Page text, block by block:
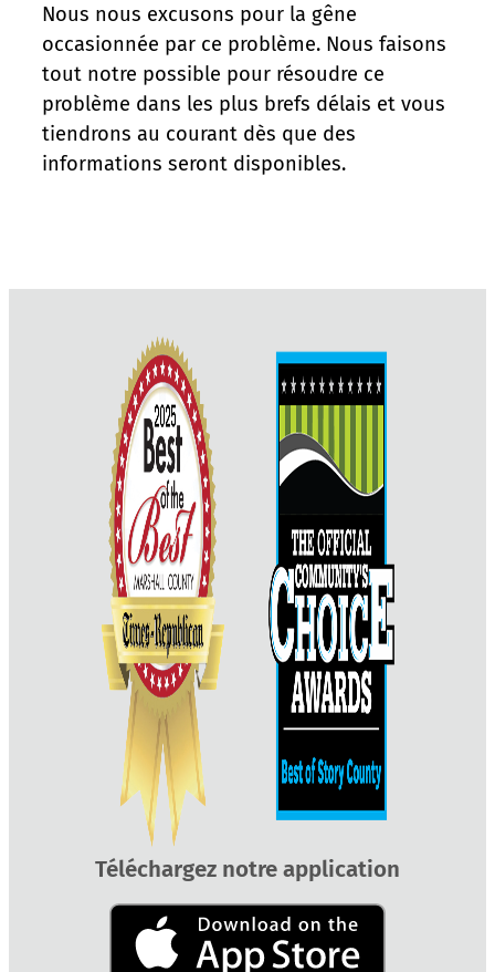
Nous nous excusons pour la gêne
occasionnée par ce problème. Nous faisons
tout notre possible pour résoudre ce
problème dans les plus brefs délais et vous
tiendrons au courant dès que des
informations seront disponibles.
Téléchargez notre application